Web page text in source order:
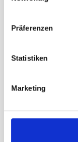
Präferenzen
Statistiken
Marketing